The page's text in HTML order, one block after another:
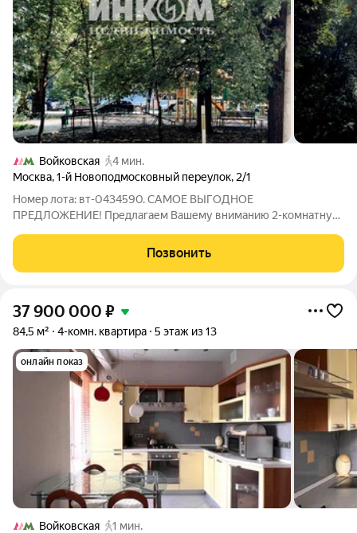
Войковская
4 мин.
Москва,1-й Новоподмосковный переулок, 2/1
Номер лота: вт-0434590. САМОЕ ВЫГОДНОЕ
ПРЕДЛОЖЕНИЕ! Предлагаем Вашему вниманию 2-комнатную
фасадом под реализацию Вашей дизайнерской фантазии
(монументальность эпохи и современный комфорт).
Позвонить
37 900 000 ₽
84,5 м² 4-комн. квартира 5 этаж из 13
онлайн показ
Войковская
1 мин.